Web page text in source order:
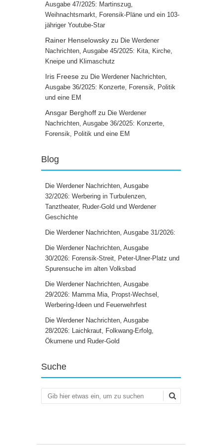
Ausgabe 47/2025: Martinszug,
Weihnachtsmarkt, Forensik-Pläne und ein 103-
jähriger Youtube-Star
Rainer Henselowsky zu Die Werdener
Nachrichten, Ausgabe 45/2025: Kita, Kirche,
Kneipe und Klimaschutz
Iris Freese zu Die Werdener Nachrichten,
Ausgabe 36/2025: Konzerte, Forensik, Politik
und eine EM
Ansgar Berghoff zu Die Werdener
Nachrichten, Ausgabe 36/2025: Konzerte,
Forensik, Politik und eine EM
Blog
Die Werdener Nachrichten, Ausgabe
32/2026: Werbering in Turbulenzen,
Tanztheater, Ruder-Gold und Werdener
Geschichte
Die Werdener Nachrichten, Ausgabe 31/2026:
Die Werdener Nachrichten, Ausgabe
30/2026: Forensik-Streit, Peter-Ulner-Platz und
Spurensuche im alten Volksbad
Die Werdener Nachrichten, Ausgabe
29/2026: Mamma Mia, Propst-Wechsel,
Werbering-Ideen und Feuerwehrfest
Die Werdener Nachrichten, Ausgabe
28/2026: Laichkraut, Folkwang-Erfolg,
Ökumene und Ruder-Gold
Suche
Suchen